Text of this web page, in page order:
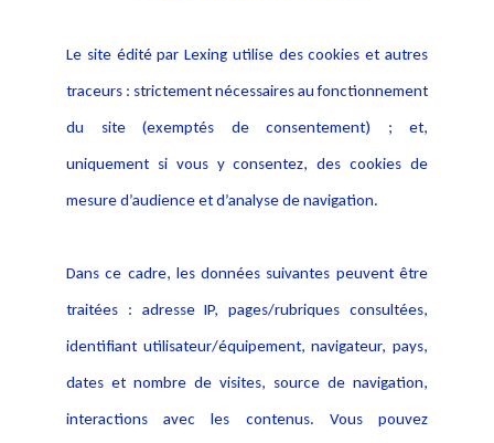
Alerte professionnelle
Déclaration d'accessibilité
Notice Légale
Politique de protection des
données
Publications
Le site édité par Lexing utilise des cookies et autres
traceurs : strictement nécessaires au fonctionnement
du site (exemptés de consentement) ; et,
uniquement si vous y consentez, des cookies de
mesure d’audience et d’analyse de navigation.
Dans ce cadre, les données suivantes peuvent être
traitées : adresse IP, pages/rubriques consultées,
identifiant utilisateur/équipement, navigateur, pays,
dates et nombre de visites, source de navigation,
interactions avec les contenus. Vous pouvez